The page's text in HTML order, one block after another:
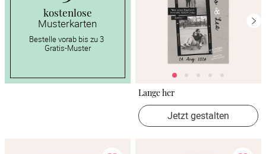
kostenlose
Musterkarten
Bestelle vorab bis zu 3
Gratis-Muster
Lange her
Jetzt gestalten